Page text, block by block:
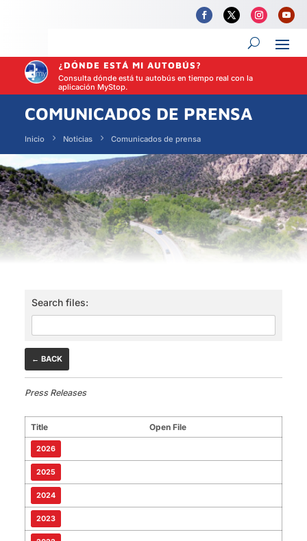
¿DÓNDE ESTÁ MI AUTOBÚS?
Consulta dónde está tu autobús en tiempo real con la
aplicación MyStop.
COMUNICADOS DE PRENSA
Inicio Noticias Comunicados de prensa
Search files:
← BACK
Press Releases
Title Open File
2026
2025
2024
2023